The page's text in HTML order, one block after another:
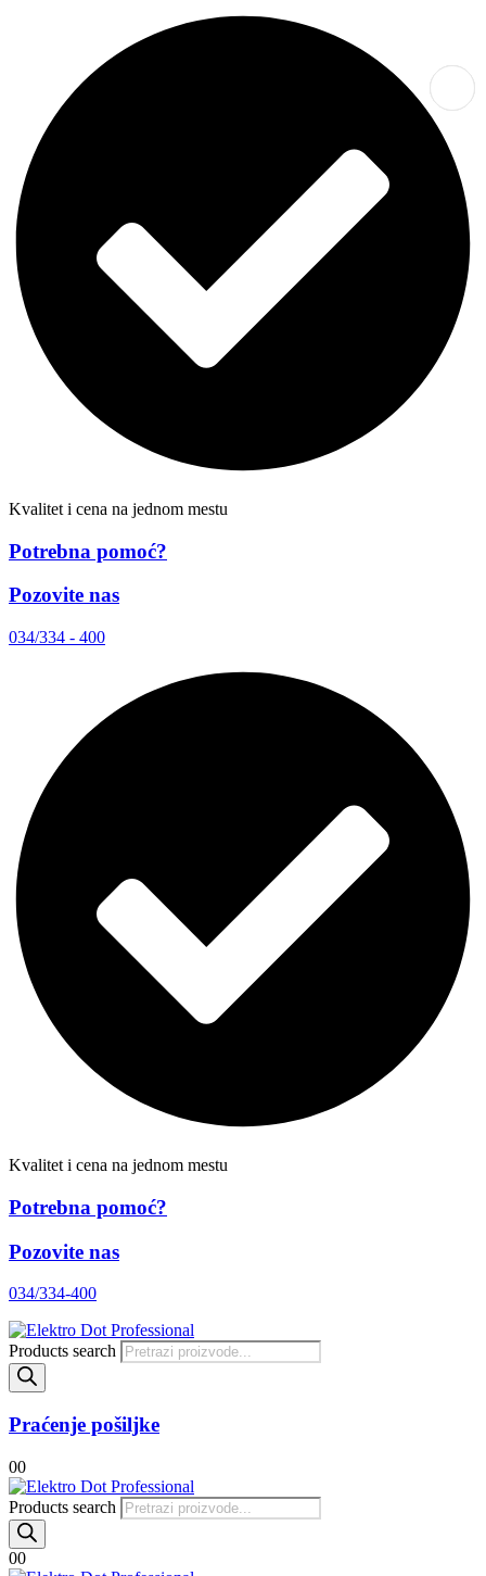
Kvalitet i cena na jednom mestu
Potrebna pomoć?
Pozovite nas
034/334 - 400
Kvalitet i cena na jednom mestu
Potrebna pomoć?
Pozovite nas
034/334-400
Products search
Praćenje pošiljke
00
Products search
00